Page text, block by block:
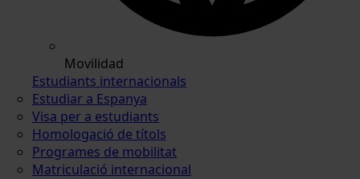
Movilidad
Estudiants internacionals
Estudiar a Espanya
Visa per a estudiants
Homologació de títols
Programes de mobilitat
Matriculació internacional